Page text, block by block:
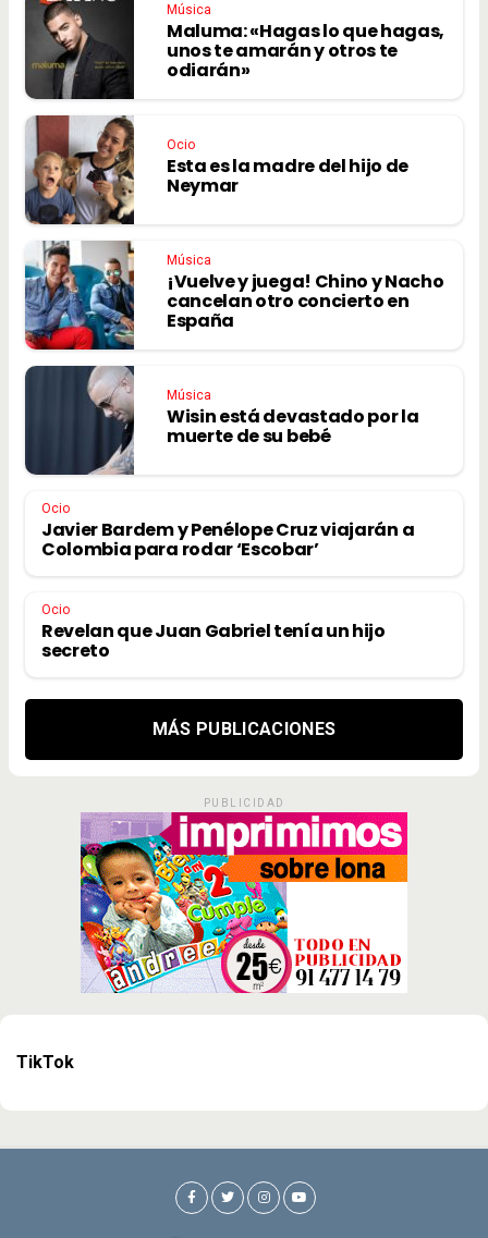
Música
Maluma: «Hagas lo que hagas,
unos te amarán y otros te
odiarán»
Ocio
Esta es la madre del hijo de
Neymar
Música
¡Vuelve y juega! Chino y Nacho
cancelan otro concierto en
España
Música
Wisin está devastado por la
muerte de su bebé
Ocio
Javier Bardem y Penélope Cruz viajarán a
Colombia para rodar ‘Escobar’
Ocio
Revelan que Juan Gabriel tenía un hijo
secreto
MÁS PUBLICACIONES
PUBLICIDAD
TikTok